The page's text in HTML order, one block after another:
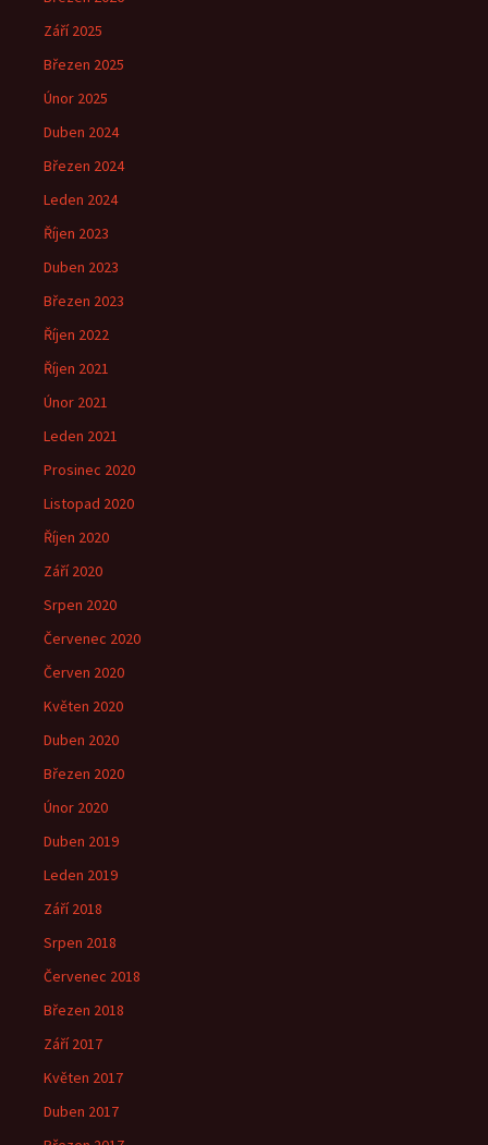
Září 2025
Březen 2025
Únor 2025
Duben 2024
Březen 2024
Leden 2024
Říjen 2023
Duben 2023
Březen 2023
Říjen 2022
Říjen 2021
Únor 2021
Leden 2021
Prosinec 2020
Listopad 2020
Říjen 2020
Září 2020
Srpen 2020
Červenec 2020
Červen 2020
Květen 2020
Duben 2020
Březen 2020
Únor 2020
Duben 2019
Leden 2019
Září 2018
Srpen 2018
Červenec 2018
Březen 2018
Září 2017
Květen 2017
Duben 2017